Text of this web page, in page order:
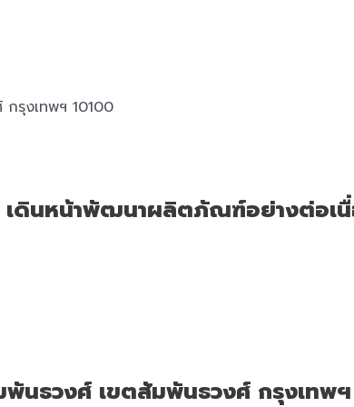
รุงเทพฯ 10100
เดินหน้าพัฒนาผลิตภัณฑ์อย่างต่อเ
นธวงศ์ เขตสัมพันธวงศ์ กรุงเทพ